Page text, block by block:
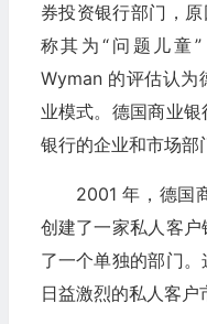
券投资银行部门，
称其为“问题儿童
Wyman 的评估认为
业模式。德国商业
银行的企业和市场部
2001 年，德国
创建了一家私人客
了一个单独的部门
日益激烈的私人客户